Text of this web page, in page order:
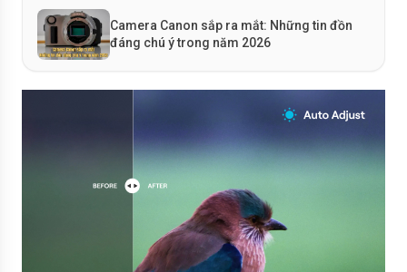
Camera Canon sắp ra mắt: Những tin đồn
đáng chú ý trong năm 2026